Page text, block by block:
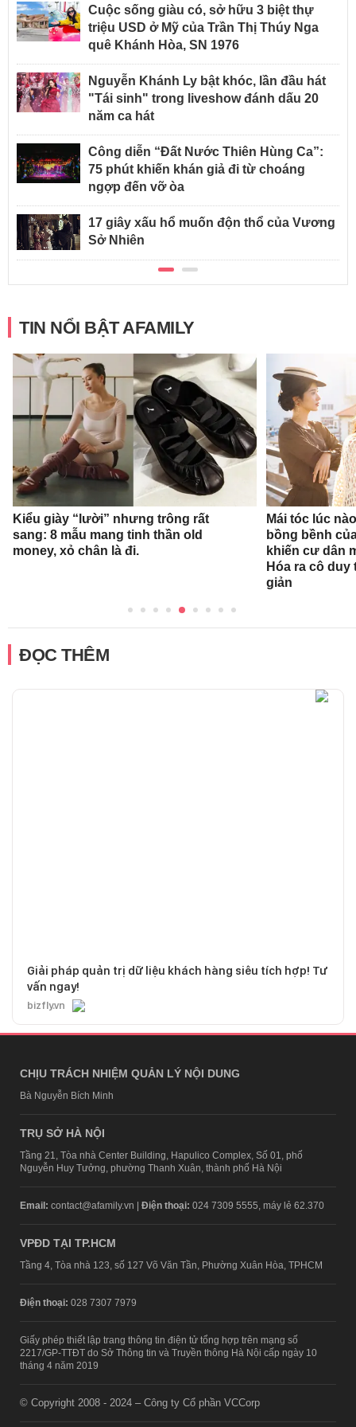
Cuộc sống giàu có, sở hữu 3 biệt thự
triệu USD ở Mỹ của Trần Thị Thúy Nga
quê Khánh Hòa, SN 1976
Nguyễn Khánh Ly bật khóc, lần đầu hát
"Tái sinh" trong liveshow đánh dấu 20
năm ca hát
Công diễn “Đất Nước Thiên Hùng Ca”:
75 phút khiến khán giả đi từ choáng
ngợp đến vỡ òa
17 giây xấu hổ muốn độn thổ của Vương
Sở Nhiên
TIN NỔI BẬT AFAMILY
Kiểu giày “lười” nhưng trông rất
sang: 8 mẫu mang tinh thần old
money, xỏ chân là đi.
Mái tóc lúc
bồng bềnh
khiến cư dân
Hóa ra cô
giản
ĐỌC THÊM
Giải pháp quản trị dữ liệu khách hàng siêu tích hợp! Tư
vấn ngay!
bizfly.vn
CHỊU TRÁCH NHIỆM QUẢN LÝ NỘI DUNG
Bà Nguyễn Bích Minh
TRỤ SỞ HÀ NỘI
Tầng 21, Tòa nhà Center Building, Hapulico Complex, Số 01, phố
Nguyễn Huy Tưởng, phường Thanh Xuân, thành phố Hà Nội
Email: contact@afamily.vn | Điện thoại: 024 7309 5555, máy lẻ 62.370
VPĐD TẠI TP.HCM
Tầng 4, Tòa nhà 123, số 127 Võ Văn Tần, Phường Xuân Hòa, TPHCM
Điện thoại: 028 7307 7979
Giấy phép thiết lập trang thông tin điện tử tổng hợp trên mạng số
2217/GP-TTĐT do Sở Thông tin và Truyền thông Hà Nội cấp ngày 10
tháng 4 năm 2019
© Copyright 2008 - 2024 – Công ty Cổ phần VCCorp